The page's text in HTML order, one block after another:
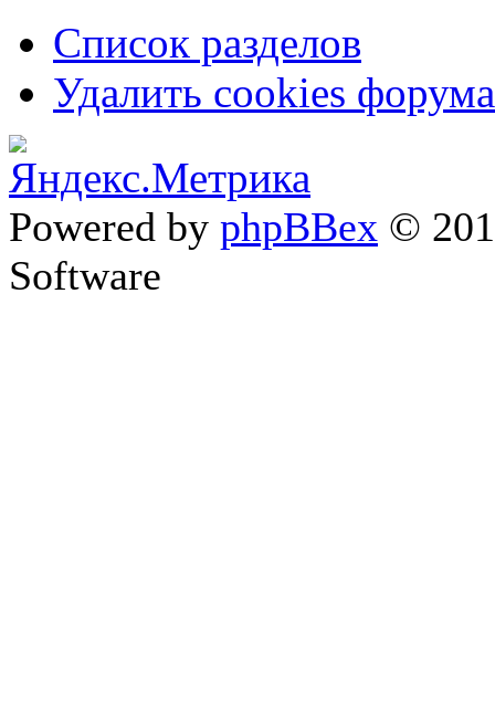
Список разделов
Удалить cookies форума
Powered by phpBBex ©
Software